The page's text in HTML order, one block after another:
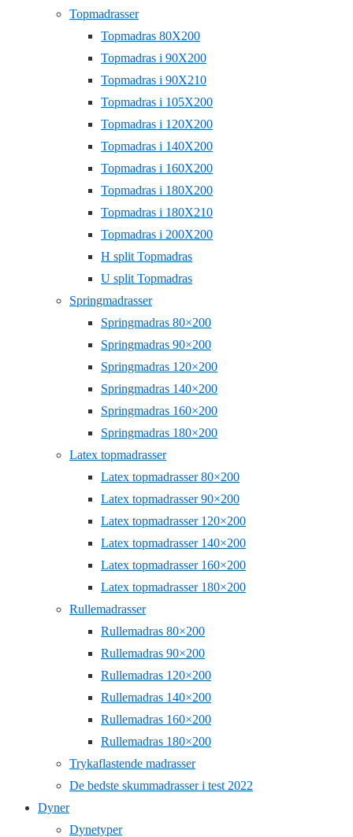
Topmadrasser
Topmadras 80X200
Topmadras i 90X200
Topmadras i 90X210
Topmadras i 105X200
Topmadras i 120X200
Topmadras i 140X200
Topmadras i 160X200
Topmadras i 180X200
Topmadras i 180X210
Topmadras i 200X200
H split Topmadras
U split Topmadras
Springmadrasser
Springmadras 80×200
Springmadras 90×200
Springmadras 120×200
Springmadras 140×200
Springmadras 160×200
Springmadras 180×200
Latex topmadrasser
Latex topmadrasser 80×200
Latex topmadrasser 90×200
Latex topmadrasser 120×200
Latex topmadrasser 140×200
Latex topmadrasser 160×200
Latex topmadrasser 180×200
Rullemadrasser
Rullemadras 80×200
Rullemadras 90×200
Rullemadras 120×200
Rullemadras 140×200
Rullemadras 160×200
Rullemadras 180×200
Trykaflastende madrasser
De bedste skummadrasser i test 2022
Dyner
Dynetyper